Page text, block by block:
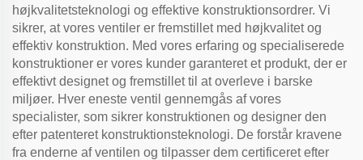
højkvalitetsteknologi og effektive konstruktionsordrer. Vi
sikrer, at vores ventiler er fremstillet med højkvalitet og
effektiv konstruktion. Med vores erfaring og specialiserede
konstruktioner er vores kunder garanteret et produkt, der er
effektivt designet og fremstillet til at overleve i barske
miljøer. Hver eneste ventil gennemgås af vores
specialister, som sikrer konstruktionen og designer den
efter patenteret konstruktionsteknologi. De forstår kravene
fra enderne af ventilen og tilpasser dem certificeret efter